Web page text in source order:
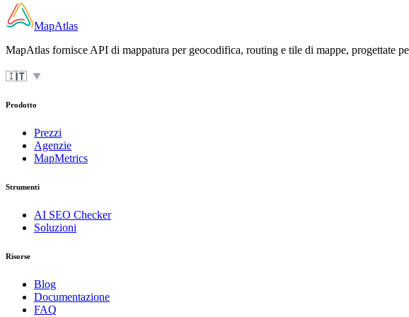
MapAtlas
MapAtlas fornisce API di mappatura per geocodifica, routing e tile di mappe, progettate
🇮🇹
IT ▼
Prodotto
Prezzi
Agenzie
MapMetrics
Strumenti
AI SEO Checker
Soluzioni
Risorse
Blog
Documentazione
FAQ